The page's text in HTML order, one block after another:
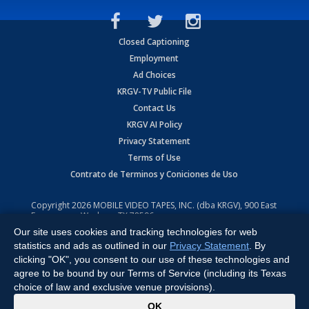
Closed Captioning
Employment
Ad Choices
KRGV-TV Public File
Contact Us
KRGV AI Policy
Privacy Statement
Terms of Use
Contrato de Terminos y Coniciones de Uso
Copyright2026 MOBILE VIDEO TAPES, INC. (dba KRGV), 900 East
Expressway, Weslaco, TX 78596.
All Rights Reserved. Powered by:Ruby Shore Software
Our site uses cookies and tracking technologies for web
statistics and ads as outlined in our Privacy Statement . By
clicking "OK", you consent to our use of these technologies and
agree to be bound by our Terms of Service (including its Texas
choice of law and exclusive venue provisions).
OK